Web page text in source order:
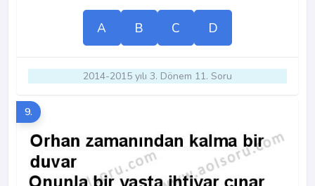
A B C D
2014-2015 yılı 3. Dönem 11. Soru
9.